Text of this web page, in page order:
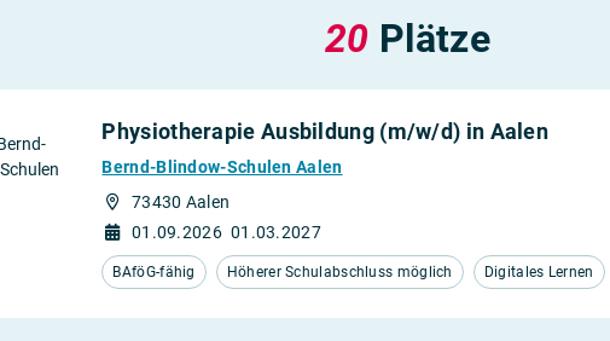
Medizin
20 Plätze
Physiotherapie Ausbildung (m/w/d) in Aalen
Bernd-Blindow-Schulen Aalen
73430 Aalen
01.09.2026 01.03.2027
BAföG-fähig Höherer Schulabschluss möglich Digitales Lernen